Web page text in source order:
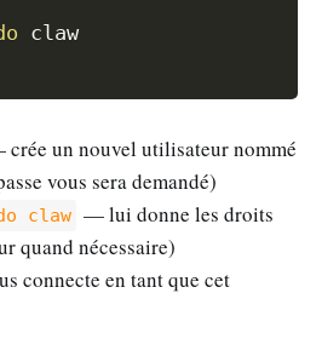
un nouvel utilisateur nommé
vous sera demandé)
claw — lui donne les droits
quand nécessaire)
connecte en tant que cet